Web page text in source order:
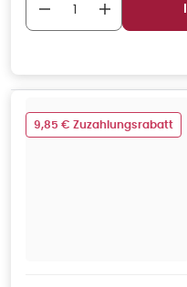
9,85 € Zuzahlungsrabatt